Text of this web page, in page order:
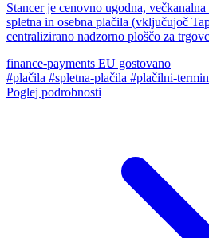
Stancer je cenovno ugodna,
spletna in osebna plačila (vključujoč
centralizirano nadzorno ploščo za
finance-payments EU gostovano
#plačila #spletna-plačila #plačilni-
Poglej podrobnosti